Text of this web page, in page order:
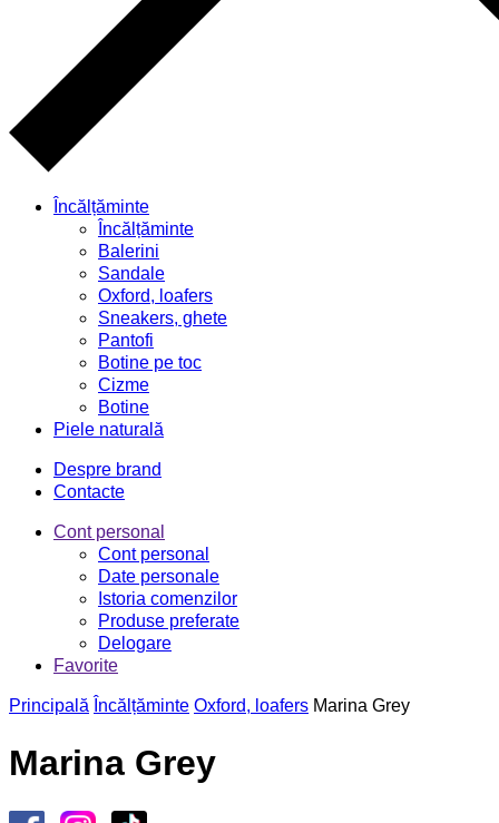
Încălțăminte
Încălțăminte
Balerini
Sandale
Oxford, loafers
Sneakers, ghete
Pantofi
Botine pe toc
Cizme
Botine
Piele naturală
Despre brand
Contacte
Cont personal
Cont personal
Date personale
Istoria comenzilor
Produse preferate
Delogare
Favorite
Principală Încălțăminte Oxford, loafers Marina Grey
Marina Grey